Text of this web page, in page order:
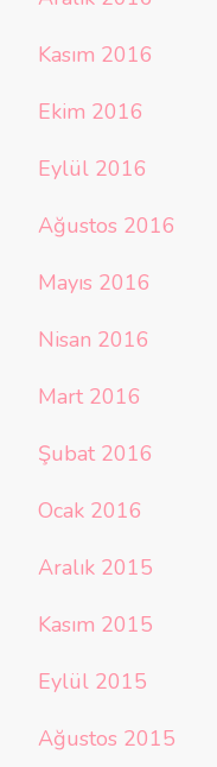
Kasım 2016
Ekim 2016
Eylül 2016
Ağustos 2016
Mayıs 2016
Nisan 2016
Mart 2016
Şubat 2016
Ocak 2016
Aralık 2015
Kasım 2015
Eylül 2015
Ağustos 2015